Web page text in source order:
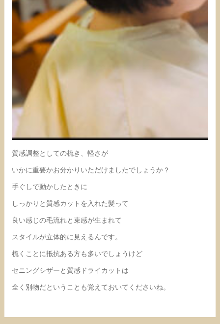
質感調整としての梳き、軽さが
いかに重要かお分かりいただけましたでしょうか？
手ぐしで動かしたときに
しっかりと質感カットを入れた髪って
良い感じの毛流れと束感が生まれて
スタイルが立体的に見えるんです。
梳くことに抵抗ある方も多いでしょうけど
セニングシザーと質感ドライカットは
全く別物だということも覚えておいてくださいね。